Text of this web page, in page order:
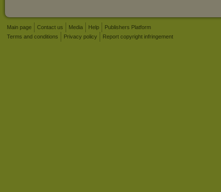
Main page Contact us Media Help
Publishers Platform
Terms and conditions
Privacy policy Report copyright infringement